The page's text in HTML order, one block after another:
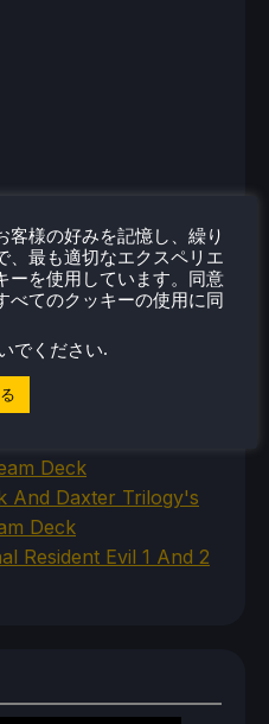
In 3D On Steam
Controller On The
Deck
And Daxter Trilogy's
Deck
Resident Evil 1 And 2
客様の好みを記憶し、繰り
、最も適切なエクスペリエ
ーを使用しています。同意
べてのクッキーの使用に同
でください.